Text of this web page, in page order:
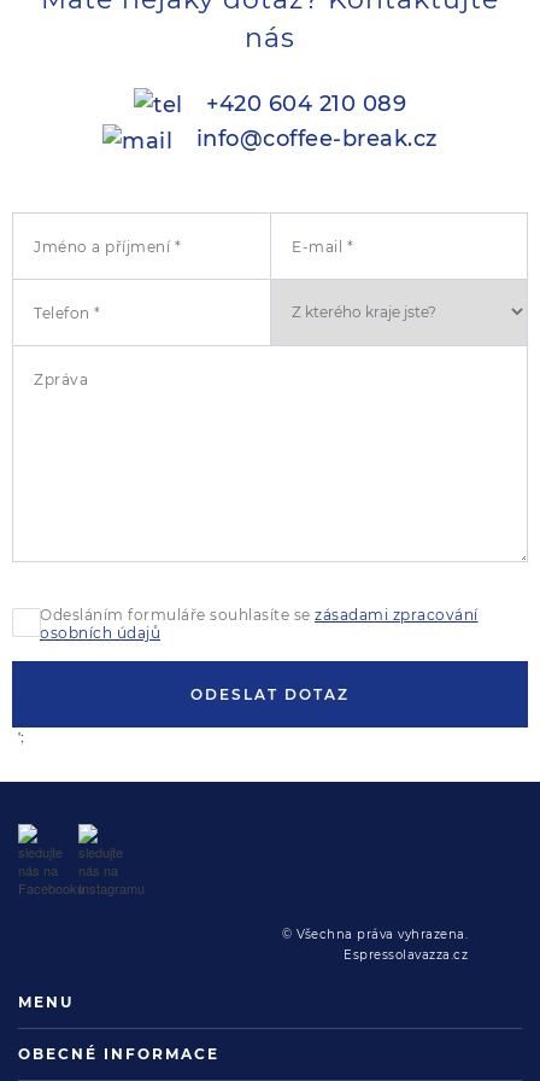
nás
+420 604 210 089
info@coffee-break.cz
Jméno a příjmení * E-mail *
Telefon *
Zpráva
Odesláním formuláře souhlasíte se zásadami zpracování
osobních údajů
ODESLAT DOTAZ
';
© Všechna práva vyhrazena.
Espressolavazza.cz
MENU
OBECNÉ INFORMACE